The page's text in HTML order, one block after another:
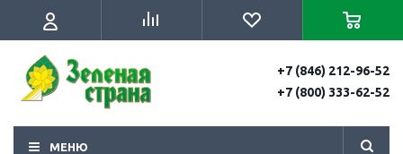
+7 (846) 212-96-52
+7 (800) 333-62-52
МЕНЮ